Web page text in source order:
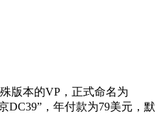
版本的VP，正式命名为
DC39”，年付款为79美元，默